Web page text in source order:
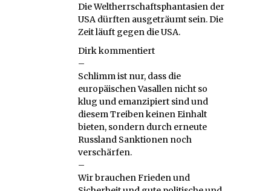
Die Weltherrschaftsphantasien der
USA dürften ausgeträumt sein. Die
Zeit läuft gegen die USA.
Dirk kommentiert
–
Schlimm ist nur, dass die
europäischen Vasallen nicht so
klug und emanzipiert sind und
diesem Treiben keinen Einhalt
bieten, sondern durch erneute
Russland Sanktionen noch
verschärfen.
–
Wir brauchen Frieden und